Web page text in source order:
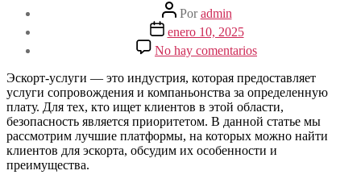
Autor
de
la
entrada
Poradmin
Fecha
de
la
enero 10, 2025
No hay comentarios
Безопасный
эскорт:
лучшие
платформы
для
поиска
клиентов
Эскорт-услуги — это индустрия, которая предоставляет
услуги сопровождения и компаньонства за определенную
плату. Для тех, кто ищет клиентов в этой области,
безопасность является приоритетом. В данной статье мы
рассмотрим лучшие платформы, на которых можно найти
клиентов для эскорта, обсудим их особенности и
преимущества.